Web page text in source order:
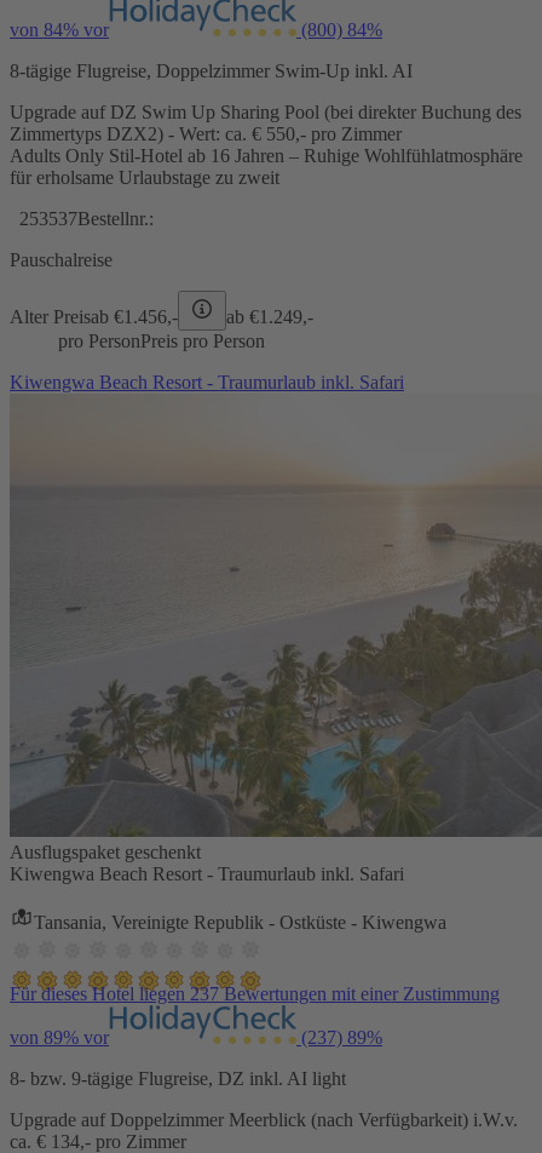
von 84% vor (800) 84%
8-tägige Flugreise, Doppelzimmer Swim-Up inkl. AI
Upgrade auf DZ Swim Up Sharing Pool (bei direkter Buchung des
Zimmertyps DZX2) - Wert: ca. € 550,- pro Zimmer
Adults Only Stil-Hotel ab 16 Jahren – Ruhige Wohlfühlatmosphäre
für erholsame Urlaubstage zu zweit
253537Bestellnr.:
Pauschalreise
Alter Preisab €1.456,- ab €1.249,-
pro PersonPreis pro Person
Kiwengwa Beach Resort - Traumurlaub inkl. Safari
Ausflugspaket geschenkt
Kiwengwa Beach Resort - Traumurlaub inkl. Safari
Tansania, Vereinigte Republik - Ostküste - Kiwengwa
Für dieses Hotel liegen 237 Bewertungen mit einer Zustimmung
von 89% vor (237) 89%
8- bzw. 9-tägige Flugreise, DZ inkl. AI light
Upgrade auf Doppelzimmer Meerblick (nach Verfügbarkeit) i.W.v.
ca. € 134,- pro Zimmer